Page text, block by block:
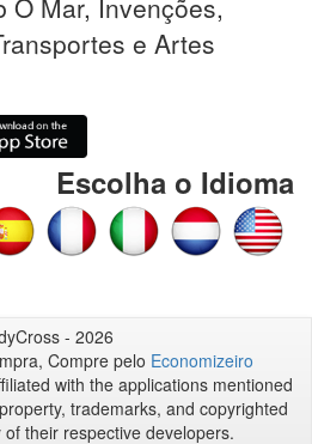
O Mar, Invenções,
e Artes
Escolha o Idioma
- 2026
Compre pelo Economizeiro
with the applications mentioned
trademarks, and copyrighted
their respective developers.